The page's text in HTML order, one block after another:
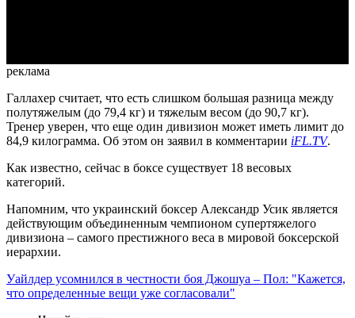
реклама
Галлахер считает, что есть слишком большая разница между
полутяжелым (до 79,4 кг) и тяжелым весом (до 90,7 кг).
Тренер уверен, что еще один дивизион может иметь лимит до
84,9 килограмма. Об этом он заявил в комментарии iFL.TV.
Как известно, сейчас в боксе существует 18 весовых
категорий.
Напомним, что украинский боксер Александр Усик является
действующим объединенным чемпионом супертяжелого
дивизиона – самого престижного веса в мировой боксерской
иерархии.
Уайлдер усомнился в честности боя Джошуа – Пол: "Кажется,
что определенные вещи уже согласовали"